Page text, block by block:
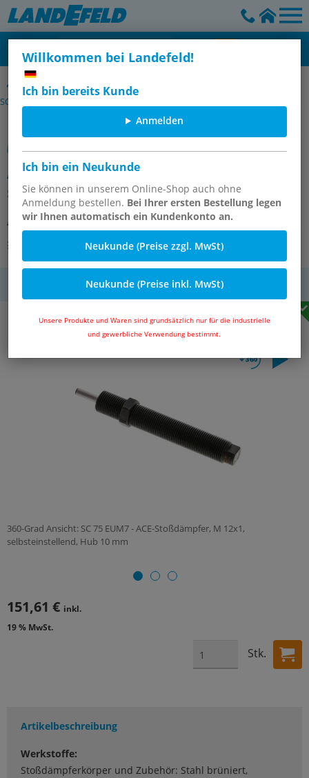
Willkommen bei Landefeld!
Ich bin bereits Kunde
Anmelden
Ich bin ein Neukunde
Sie können in unserem Online-Shop auch ohne
Anmeldung bestellen. Bei Ihrer ersten Bestellung legen
wir Ihnen automatisch ein Kundenkonto an.
Neukunde (Preise zzgl. MwSt)
Neukunde (Preise inkl. MwSt)
Unsere Produkte und Waren sind grundsätzlich nur für die industrielle
und gewerbliche Verwendung bestimmt.
Selbsteinstellende Stoßdämpfer mit progressiver Dämpfung,
SC/SC²
ACE-Stoßdämpfer, M 12x1,
selbsteinstellend, Hub 10 mm
Artikelnummer: SC 75 EUM7 **
Andere Varianten des Artikels
360-Grad Ansicht: SC 75 EUM7 - ACE-Stoßdämpfer, M 12x1,
selbsteinstellend, Hub 10 mm
151,61 € inkl.
19 % MwSt.
Stk.
Artikelbeschreibung
Werkstoffe:
Stoßdämpferkörper und Zubehör: Stahl brüniert,